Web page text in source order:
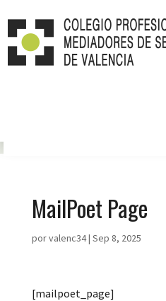
MailPoet Page
porvalenc34| Sep 8, 2025
[mailpoet_page]